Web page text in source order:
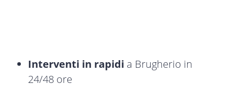
Interventi in rapidi a Brugherio in
24/48 ore